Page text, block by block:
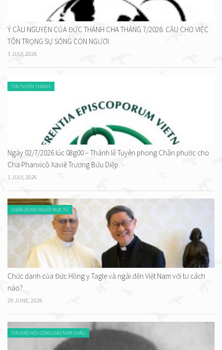
Ý CẦU NGUYỆN CỦA ĐỨC THÁNH CHA THÁNG 7/2026: CẦU CHO VIỆC
TÔN TRỌNG SỰ SỐNG CON NGƯỜI.
3 JULY, 2026
TIN TUYÊN THÁNH
Ngày 02/7/2026 lúc 08g00 – Thánh lễ Tuyên phong Chân phước cho
Cha Phanxicô Xaviê Trương Bửu Diệp.
1 JULY, 2026
CHÂN DUNG NGƯỜI MỤC TỬ
Chức danh của Đức Hồng y Tagle và ngài đến Việt Nam với tư cách
nào?
29 JUNE, 2026
TIN GIÁO HỘI CÔNG GIÁO NĂM CHÂU